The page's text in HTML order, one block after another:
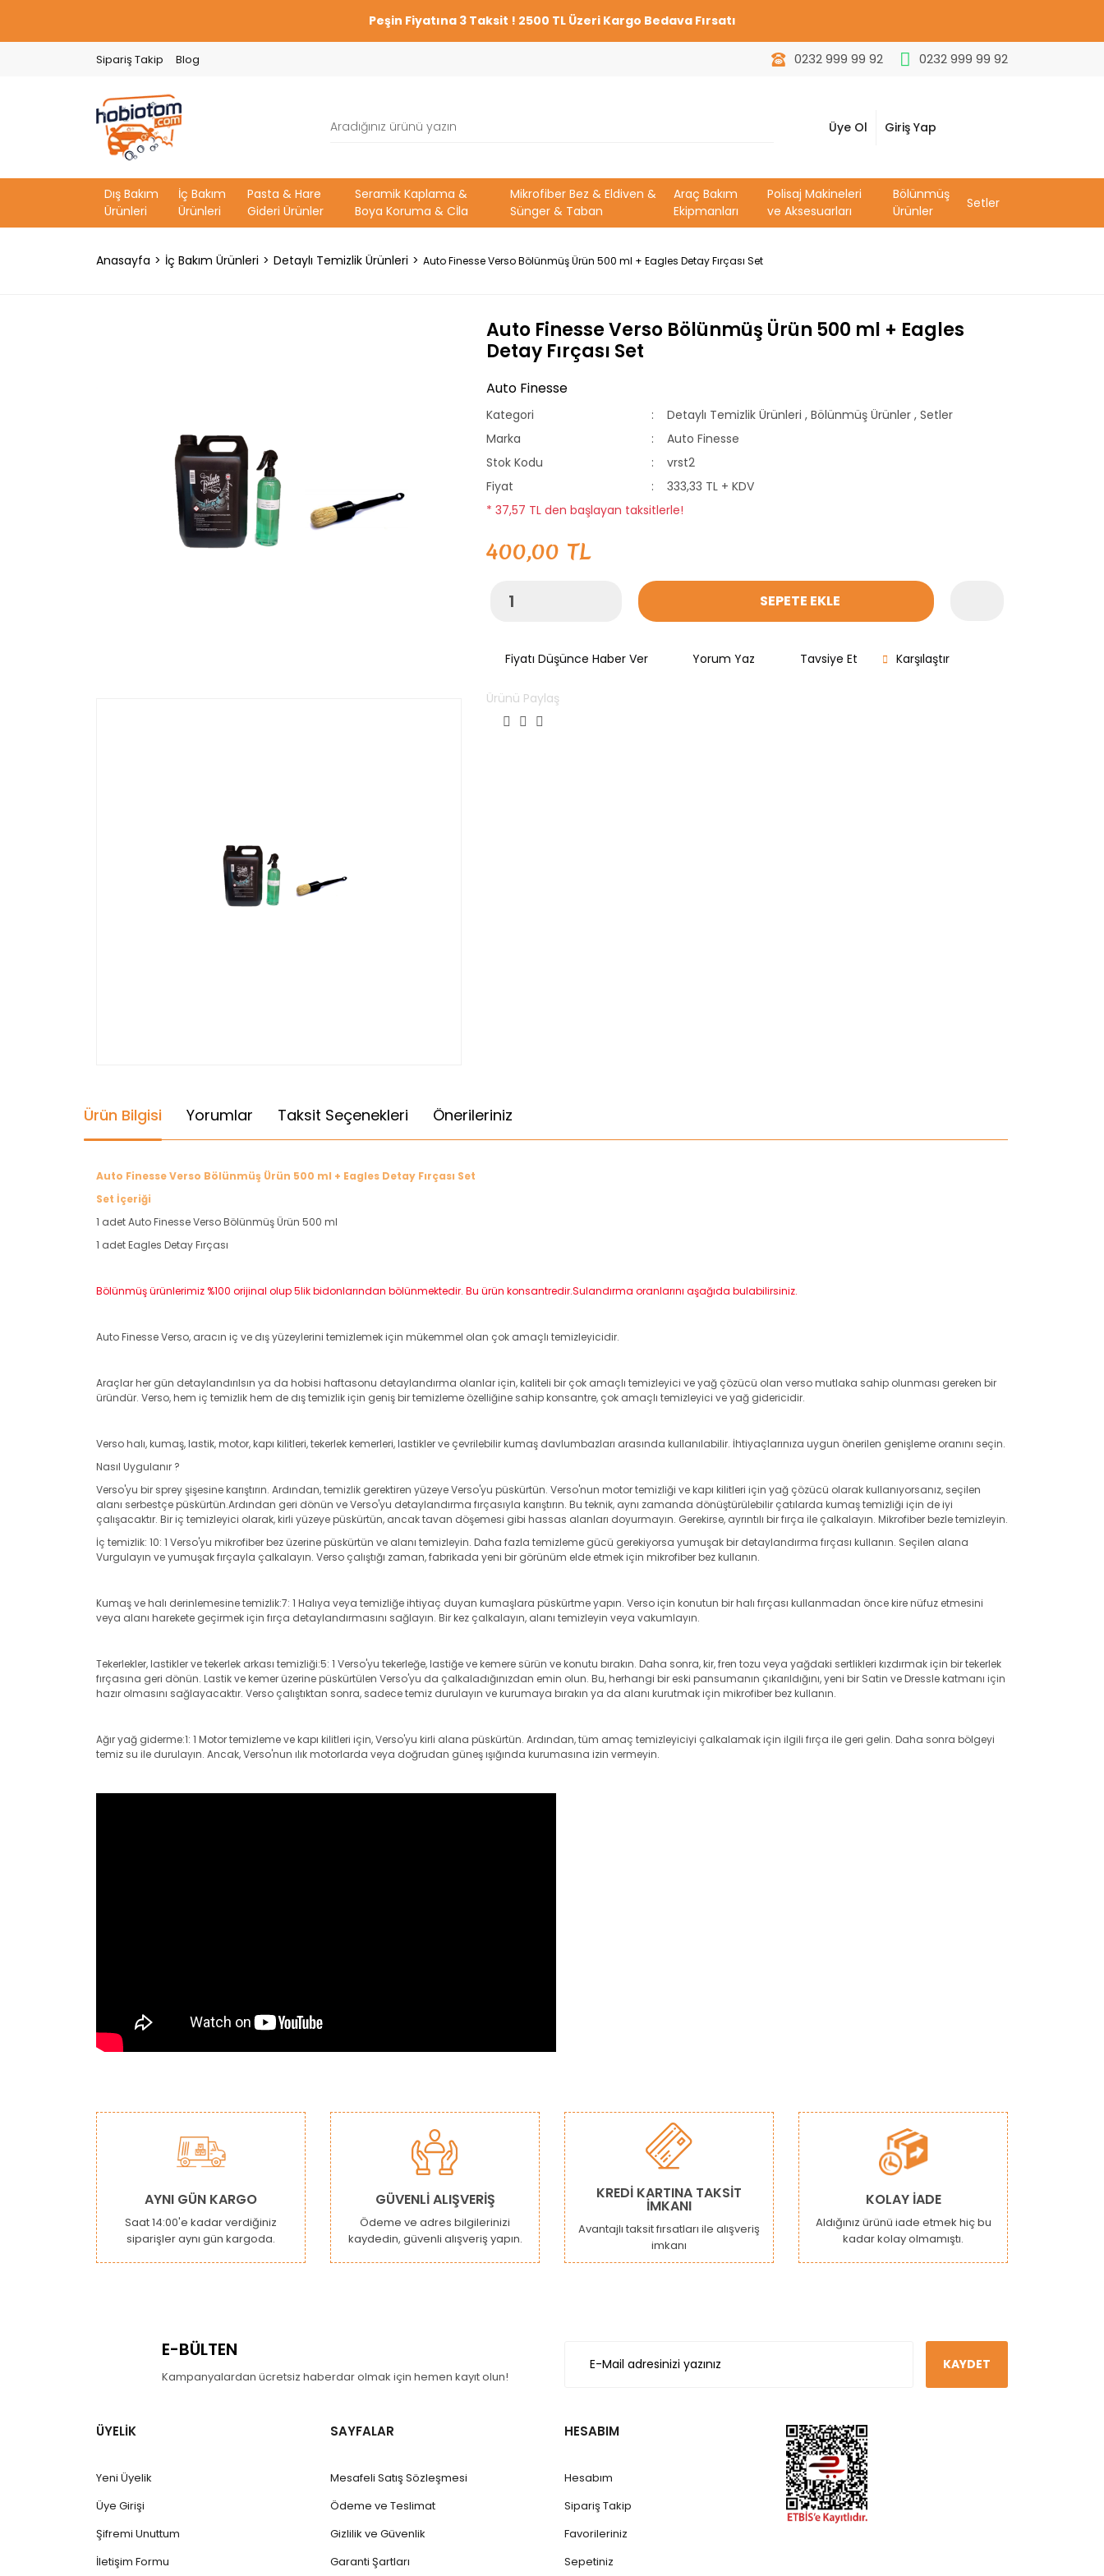
Peşin Fiyatına 3 Taksit ! 2500 TL Üzeri Kargo Bedava Fırsatı
Sipariş Takip Blog 0232 999 99 92 0232 999 99 92
Üye Ol Giriş Yap
Dış Bakım
Ürünleri
İç Bakım
Ürünleri
Pasta & Hare
Gideri Ürünler
Seramik Kaplama &
Boya Koruma & Cİla
Mikrofiber Bez & Eldiven &
Sünger & Taban
Araç Bakım
Ekipmanları
Polisaj Makineleri
ve Aksesuarları
Bölünmüş
Ürünler
Setler
Anasayfa İç Bakım Ürünleri Detaylı Temizlik Ürünleri Auto Finesse Verso Bölünmüş Ürün 500 ml + Eagles Detay Fırçası Set
Auto Finesse Verso Bölünmüş Ürün 500 ml + Eagles
Detay Fırçası Set
Auto Finesse
Kategori Detaylı Temizlik Ürünleri , Bölünmüş Ürünler , Setler
Marka
Auto Finesse
Stok Kodu
vrst2
Fiyat
333,33 TL + KDV
* 37,57 TL den başlayan taksitlerle!
400,00 TL
SEPETE EKLE
Fiyatı Düşünce Haber Ver Yorum Yaz Tavsiye Et Karşılaştır
Ürünü Paylaş
Ürün Bilgisi Yorumlar Taksit Seçenekleri Önerileriniz
Auto Finesse Verso Bölünmüş Ürün 500 ml + Eagles Detay Fırçası Set
Set İçeriği
1 adet Auto Finesse Verso Bölünmüş Ürün 500 ml
1 adet Eagles Detay Fırçası
Bölünmüş ürünlerimiz %100 orijinal olup 5lik bidonlarından bölünmektedir. Bu ürün konsantredir.Sulandırma oranlarını aşağıda bulabilirsiniz.
Auto Finesse Verso, aracın iç ve dış yüzeylerini temizlemek için mükemmel olan çok amaçlı temizleyicidir.
Araçlar her gün detaylandırılsın ya da hobisi haftasonu detaylandırma olanlar için, kaliteli bir çok amaçlı temizleyici ve yağ çözücü olan verso mutlaka sahip olunması gereken bir
üründür. Verso, hem iç temizlik hem de dış temizlik için geniş bir temizleme özelliğine sahip konsantre, çok amaçlı temizleyici ve yağ gidericidir.
Verso halı, kumaş, lastik, motor, kapı kilitleri, tekerlek kemerleri, lastikler ve çevrilebilir kumaş davlumbazları arasında kullanılabilir. İhtiyaçlarınıza uygun önerilen genişleme oranını seçin.
Nasıl Uygulanır ?
Verso'yu bir sprey şişesine karıştırın. Ardından, temizlik gerektiren yüzeye Verso'yu püskürtün. Verso'nun motor temizliği ve kapı kilitleri için yağ çözücü olarak kullanıyorsanız, seçilen
alanı serbestçe püskürtün.Ardından geri dönün ve Verso'yu detaylandırma fırçasıyla karıştırın. Bu teknik, aynı zamanda dönüştürülebilir çatılarda kumaş temizliği için de iyi
çalışacaktır. Bir iç temizleyici olarak, kirli yüzeye püskürtün, ancak tavan döşemesi gibi hassas alanları doyurmayın. Gerekirse, ayrıntılı bir fırça ile çalkalayın. Mikrofiber bezle temizleyin.
İç temizlik: 10: 1 Verso'yu mikrofiber bez üzerine püskürtün ve alanı temizleyin. Daha fazla temizleme gücü gerekiyorsa yumuşak bir detaylandırma fırçası kullanın. Seçilen alana
Vurgulayın ve yumuşak fırçayla çalkalayın. Verso çalıştığı zaman, fabrikada yeni bir görünüm elde etmek için mikrofiber bez kullanın.
Kumaş ve halı derinlemesine temizlik:7: 1 Halıya veya temizliğe ihtiyaç duyan kumaşlara püskürtme yapın. Verso için konutun bir halı fırçası kullanmadan önce kire nüfuz etmesini
veya alanı harekete geçirmek için fırça detaylandırmasını sağlayın. Bir kez çalkalayın, alanı temizleyin veya vakumlayın.
Tekerlekler, lastikler ve tekerlek arkası temizliği:5: 1 Verso'yu tekerleğe, lastiğe ve kemere sürün ve konutu bırakın. Daha sonra, kir, fren tozu veya yağdaki sertlikleri kızdırmak için bir tekerlek
fırçasına geri dönün. Lastik ve kemer üzerine püskürtülen Verso'yu da çalkaladığınızdan emin olun. Bu, herhangi bir eski pansumanın çıkarıldığını, yeni bir Satin ve Dressle katmanı için
hazır olmasını sağlayacaktır. Verso çalıştıktan sonra, sadece temiz durulayın ve kurumaya bırakın ya da alanı kurutmak için mikrofiber bez kullanın.
Ağır yağ giderme:1: 1 Motor temizleme ve kapı kilitleri için, Verso'yu kirli alana püskürtün. Ardından, tüm amaç temizleyiciyi çalkalamak için ilgili fırça ile geri gelin. Daha sonra bölgeyi
temiz su ile durulayın. Ancak, Verso'nun ılık motorlarda veya doğrudan güneş ışığında kurumasına izin vermeyin.
Bu ürüne ilk yorumu siz yapın!
Yorum Yaz
Ürün resmi kalitesiz, bozuk veya görüntülenemiyor.
Ürün açıklamasında eksik bilgiler bulunuyor.
Ürün bilgilerinde hatalar bulunuyor.
Ürün fiyatı diğer sitelerden daha pahalı.
Bu ürüne benzer farklı alternatifler olmalı.
AYNI GÜN KARGO
Saat 14:00'e kadar verdiğiniz
siparişler aynı gün kargoda.
GÜVENLİ ALIŞVERİŞ
Ödeme ve adres bilgilerinizi
kaydedin, güvenli alışveriş yapın.
KREDİ KARTINA TAKSİT
İMKANI
Avantajlı taksit fırsatları ile alışveriş
imkanı
KOLAY İADE
Aldığınız ürünü iade etmek hiç bu
kadar kolay olmamıştı.
E-BÜLTEN
Kampanyalardan ücretsiz haberdar olmak için hemen kayıt olun!
KAYDET
ÜYELİK
Yeni Üyelik
Üye Girişi
Şifremi Unuttum
İletişim Formu
SAYFALAR
Mesafeli Satış Sözleşmesi
Ödeme ve Teslimat
Gizlilik ve Güvenlik
Garanti Şartları
HESABIM
Hesabım
Sipariş Takip
Favorileriniz
Sepetiniz